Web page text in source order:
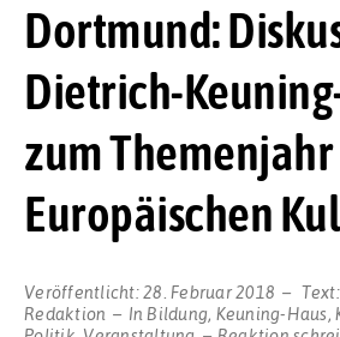
Dortmund:
Dietrich-
zum Themenjahr
Europäischen
Veröffentlicht:28. Februar 2018 Text:
Redaktion
In Bildung, Keuning-Haus,